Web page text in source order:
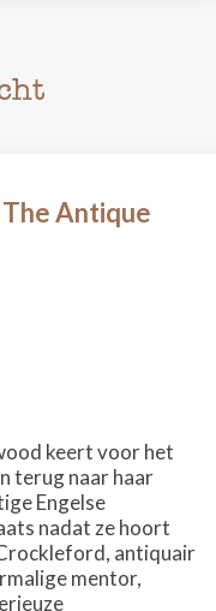
Antique
keert voor het
terug naar haar
Engelse
nadat ze hoort
antiquair
mentor,